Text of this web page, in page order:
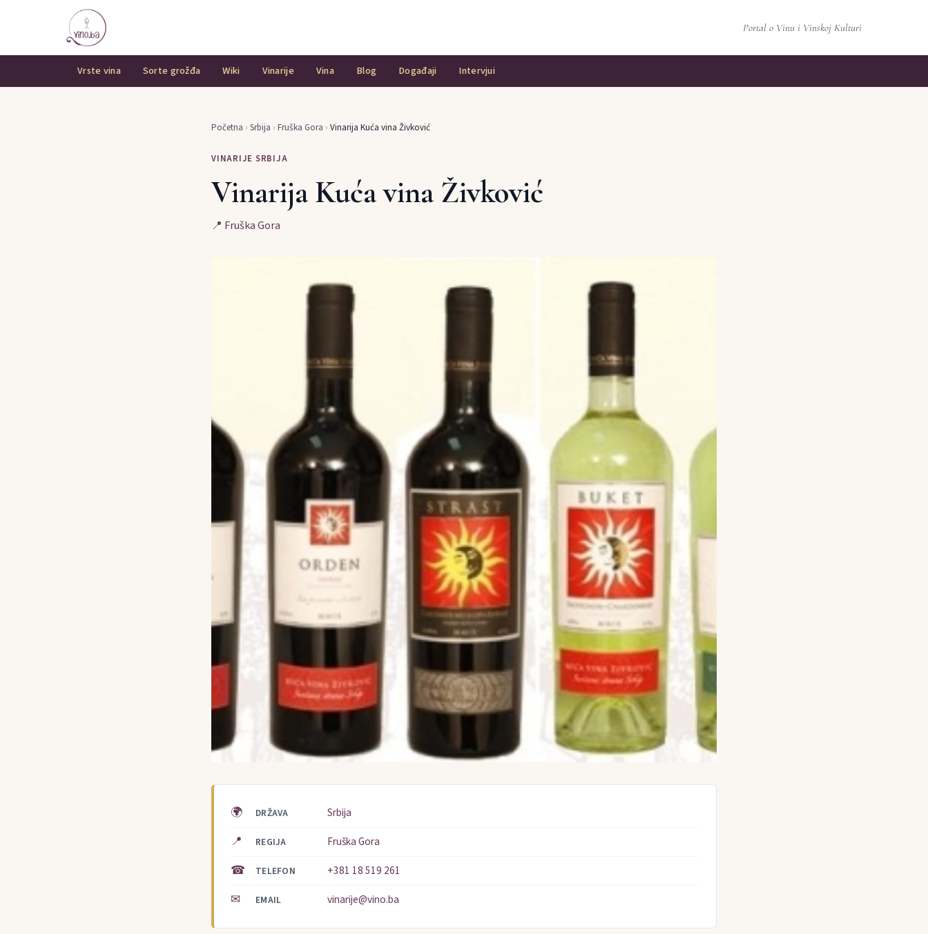
Portal o Vinu i Vinskoj Kulturi
Vrste vina Sorte grožđa Wiki Vinarije Vina Blog Događaji Intervjui
Početna › Srbija › Fruška Gora › Vinarija Kuća vina Živković
VINARIJE SRBIJA
Vinarija Kuća vina Živković
📍 Fruška Gora
🌍 DRŽAVA Srbija
📍 REGIJA Fruška Gora
☎ TELEFON +381 18 519 261
✉ EMAIL vinarije@vino.ba